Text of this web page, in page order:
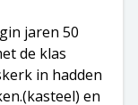
jaren 50
de klas
in hadden
en